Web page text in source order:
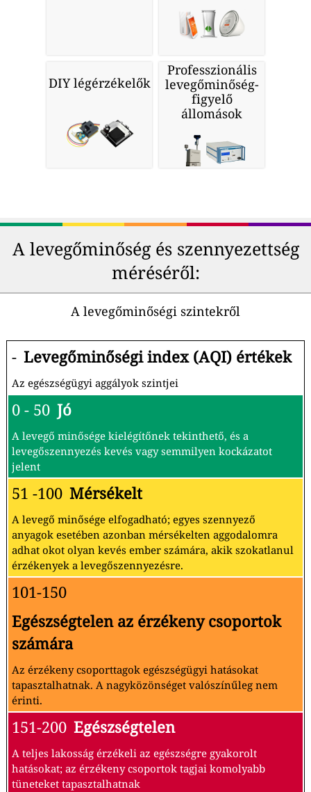
DIY légérzékelők
Professzionális
levegőminőség-
figyelő
állomások
A levegőminőség és szennyezettség
méréséről:
A levegőminőségi szintekről
- Levegőminőségi index (AQI) értékek
Az egészségügyi aggályok szintjei
0 - 50 Jó
A levegő minősége kielégítőnek tekinthető, és a
levegőszennyezés kevés vagy semmilyen kockázatot
jelent
51 -100 Mérsékelt
A levegő minősége elfogadható; egyes szennyező
anyagok esetében azonban mérsékelten aggodalomra
adhat okot olyan kevés ember számára, akik szokatlanul
érzékenyek a levegőszennyezésre.
101-150
Egészségtelen az érzékeny csoportok
számára
Az érzékeny csoporttagok egészségügyi hatásokat
tapasztalhatnak. A nagyközönséget valószínűleg nem
érinti.
151-200 Egészségtelen
A teljes lakosság érzékeli az egészségre gyakorolt
hatásokat; az érzékeny csoportok tagjai komolyabb
tüneteket tapasztalhatnak